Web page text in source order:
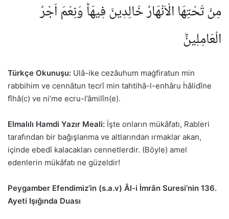
مِنْ تَحْتِهَا الْاَنْهَارُ خَالِد۪ينَ ف۪يهَاؕ وَنِعْمَ اَجْرُ
الْعَامِل۪ينَؕ
Türkçe Okunuşu: Ulâ-ike cezâuhum maġfiratun min
rabbihim ve cennâtun tecrî min tahtihâ-l-enhâru ḣâlidîne
fîhâ(c) ve ni’me ecru-l’âmilîn(e).
Elmalılı Hamdi Yazır Meali: İşte onların mükâfatı, Rableri
tarafından bir bağışlanma ve altlarından ırmaklar akan,
içinde ebedî kalacakları cennetlerdir. (Böyle) amel
edenlerin mükâfatı ne güzeldir!
Peygamber Efendimiz’in (s.a.v) Âl-i İmrân Suresi’nin 136.
Ayeti Işığında Duası